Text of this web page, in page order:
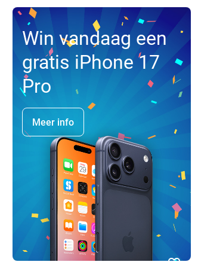
Win vandaag een
gratis iPhone 17
Pro
Meer info
favorite_border